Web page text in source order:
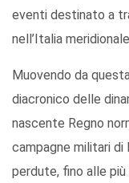
eventi destinato a
nell’Italia
Muovendo da
diacronico delle
nascente Regno
campagne militari di
perdute, fino alle